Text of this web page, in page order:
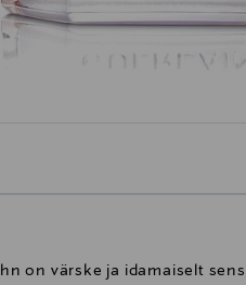
on värske ja idamaiselt